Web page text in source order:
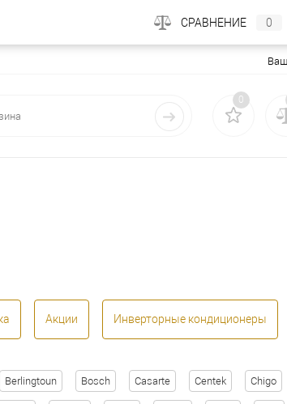
0
Акции Инверторные кондиционеры
Berlingtoun Bosch Casarte Centek Chigo
СРАВНЕНИЕ 0